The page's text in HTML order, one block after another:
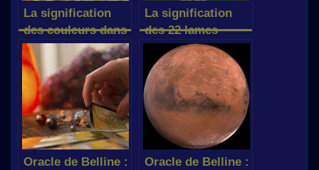
La signification
des couleurs dans
le Tarot
La signification
des 22 lames
majeures du tarot
sur le plan
sentimental
Oracle de Belline :
Oracle de Belline :